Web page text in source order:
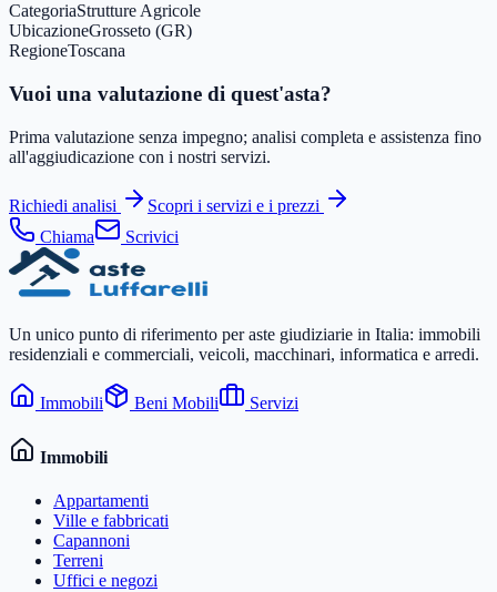
CategoriaStrutture Agricole
UbicazioneGrosseto (GR)
RegioneToscana
Vuoi una valutazione di quest'asta?
Prima valutazione senza impegno; analisi completa e assistenza fino
all'aggiudicazione con i nostri servizi.
Richiedi analisi
Scopri i servizi e i prezzi
Chiama
Scrivici
Un unico punto di riferimento per aste giudiziarie in Italia: immobili
residenziali e commerciali, veicoli, macchinari, informatica e arredi.
Immobili Beni Mobili Servizi
Immobili
Appartamenti
Ville e fabbricati
Capannoni
Terreni
Uffici e negozi